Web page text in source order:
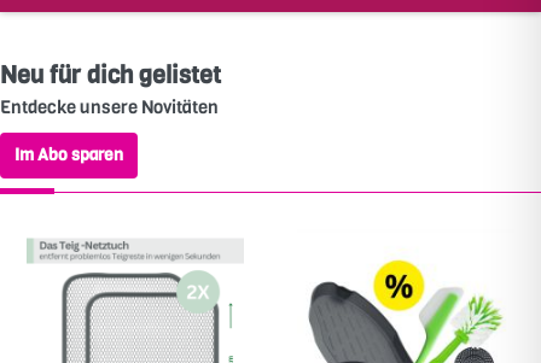
Neu für dich gelistet
Entdecke unsere Novitäten
Im Abo sparen